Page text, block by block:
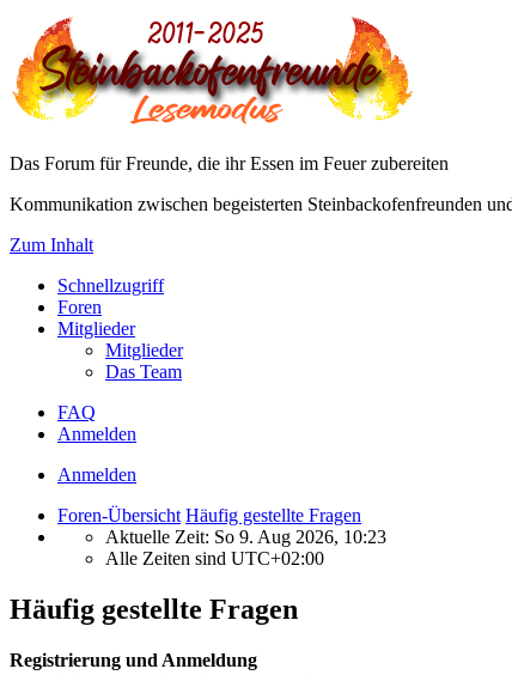
Das Forum für Freunde, die ihr Essen im Feuer zubereiten
Kommunikation zwischen begeisterten Steinbackofenfreunden
Zum Inhalt
Schnellzugriff
Foren
Mitglieder
Mitglieder
Das Team
FAQ
Anmelden
Anmelden
Foren-Übersicht Häufig gestellte Fragen
Aktuelle Zeit: So 9. Aug 2026, 10:23
Alle Zeiten sind UTC+02:00
Häufig gestellte Fragen
Registrierung und Anmeldung